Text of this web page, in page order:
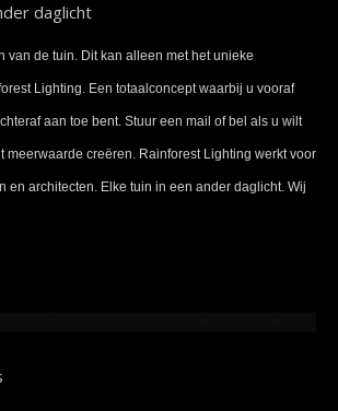
daglicht
van de tuin. Dit kan alleen met het unieke
Lighting. Een totaalconcept waarbij u vooraf
aan toe bent. Stuur een mail of bel als u wilt
meerwaarde creëren. Rainforest Lighting werkt voor
en architecten. Elke tuin in een ander daglicht. Wij